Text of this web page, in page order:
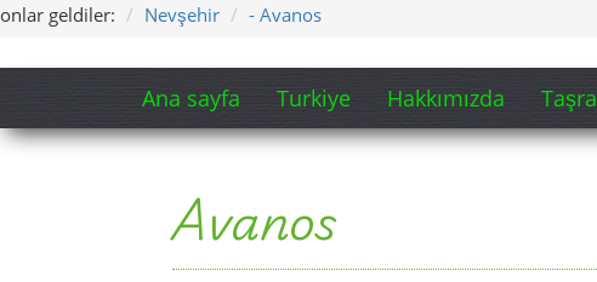
onlar geldiler: Nevşehir - Avanos
Ana sayfa Turkiye Hakkımızda Taşra
Avanos